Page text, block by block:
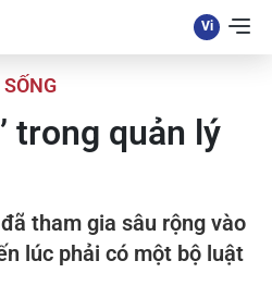
trong quản lý
tham gia sâu rộng vào
lúc phải có một bộ luật